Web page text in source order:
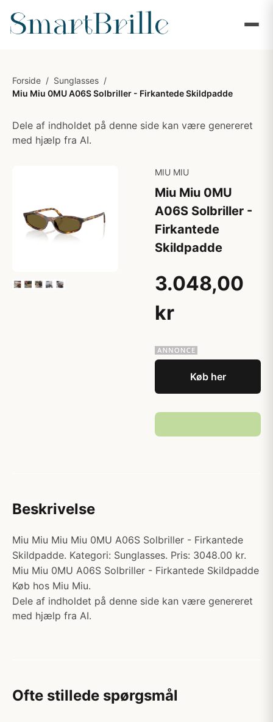
Forside / Sunglasses /
Miu Miu 0MU A06S Solbriller - Firkantede Skildpadde
Dele af indholdet på denne side kan være genereret
med hjælp fra AI.
MIU MIU
Miu Miu 0MU
A06S Solbriller -
Firkantede
Skildpadde
3.048,00
kr
Køb her
Beskrivelse
Miu Miu Miu Miu 0MU A06S Solbriller - Firkantede
Skildpadde. Kategori: Sunglasses. Pris: 3048.00 kr.
Miu Miu 0MU A06S Solbriller - Firkantede Skildpadde
Køb hos Miu Miu.
Dele af indholdet på denne side kan være genereret
med hjælp fra AI.
Ofte stillede spørgsmål